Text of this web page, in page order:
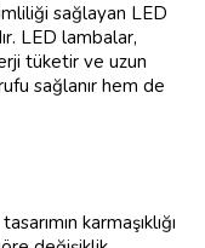
sağlayan LED
LED lambalar,
tüketir ve uzun
sağlanır hem de
karmaşıklığı